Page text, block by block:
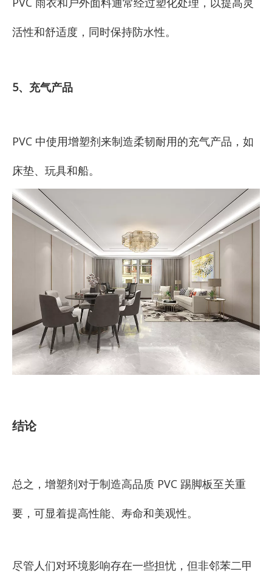
活性和舒适度，同时保持防水性。
5、充气产品
PVC 中使用增塑剂来制造柔韧耐用的充气产品，如
床垫、玩具和船。
结论
总之，增塑剂对于制造高品质 PVC 踢脚板至关重
要，可显着提高性能、寿命和美观性。
尽管人们对环境影响存在一些担忧，但非邻苯二甲